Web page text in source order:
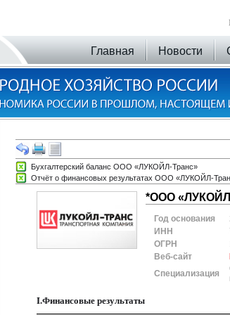
Главная Новости
Бухгалтерский баланс ООО «ЛУКОЙЛ-Транс»
Отчёт о финансовых результатах ООО «ЛУКОЙЛ-
*ООО
Год основания
ИНН
ОГРН
Веб-сайт
Специализация
I.Финансовые результаты